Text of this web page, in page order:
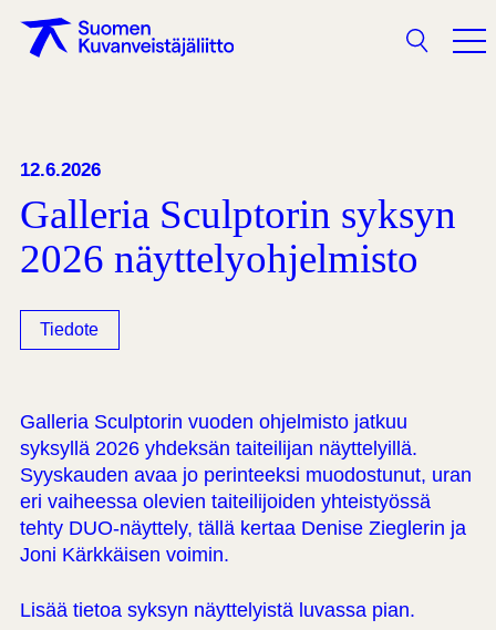
Haku
12.6.2026
Galleria Sculptorin syksyn
2026 näyttelyohjelmisto
Tiedote
Galleria Sculptorin vuoden ohjelmisto jatkuu
syksyllä 2026 yhdeksän taiteilijan näyttelyillä.
Syyskauden avaa jo perinteeksi muodostunut, uran
eri vaiheessa olevien taiteilijoiden yhteistyössä
tehty DUO-näyttely, tällä kertaa Denise Zieglerin ja
Joni Kärkkäisen voimin.
Lisää tietoa syksyn näyttelyistä luvassa pian.